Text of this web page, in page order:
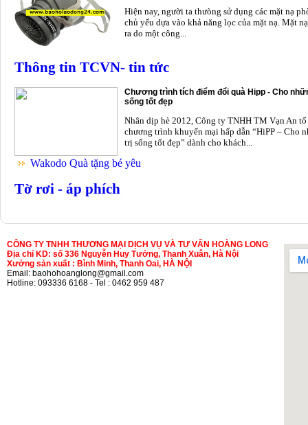
Hiện nay, người ta thưòng sử dụng các mặt nạ
chủ yếu dựa vào khả năng lọc của mặt nạ. Mặt
ra do một công...
Thông tin TCVN- tin tức
Chương trình tích điểm đổi quà Hipp - Cho
sống tốt đẹp
Nhân dịp hè 2012, Công ty TNHH TM Vạn An
chương trình khuyến mại hấp dẫn “HiPP – Cho
trị sống tốt đẹp” dành cho khách...
Wakodo Quà tặng bé yêu
Tờ rơi - áp phích
CÔNG TY TNHH THƯƠNG MẠI DỊCH VỤ VÀ TƯ VẤN HOÀNG LONG
Địa chỉ KD: số 336 Nguyễn Huy Tưởng, Thanh Xuân, Hà Nội
Xưởng sản xuất : Bình Minh, Thanh Oai, HÀ NỘI
Email: baohohoanglong@gmail.com
Hotline: 093336 6168 - Tel : 0462 959 487